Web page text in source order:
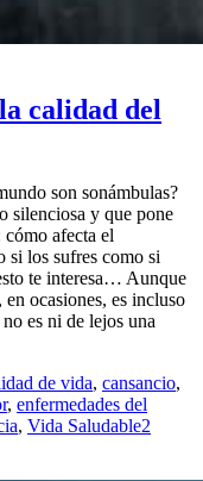
calidad del
son sonámbulas?
silenciosa y que pone
afecta el
si los sufres como si
te interesa… Aunque
ocasiones, es incluso
es ni de lejos una
de vida, cansancio,
, enfermedades del
, Vida Saludable2